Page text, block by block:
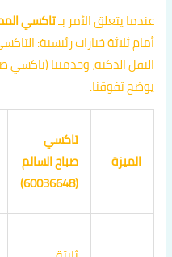
عندما يتعلق الأمر بـتاكسي
أمام ثلاثة خيارات رئيسية:
النقل الذكية، وخدمتنا (تاكسي
يوضح تفوقنا:
الميزة
تاكسي
صباح السالم
(60036648)